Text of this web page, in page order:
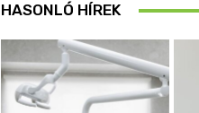
HASONLÓ HÍREK